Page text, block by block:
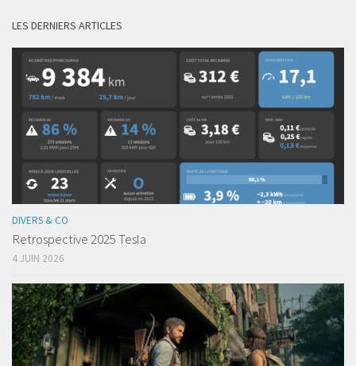
LES DERNIERS ARTICLES
DIVERS & CO
Retrospective 2025 Tesla
4 JUIN 2026